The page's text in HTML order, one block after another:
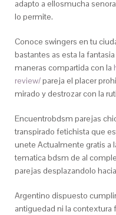
adapto a ellosmucha
lo permite.
Conoce swingers en tu
bastantes as esta la
maneras compartida con la
review/pareja el placer
mirado y destrozar con la
Encuentrobdsm parejas
transpirado fetichista que
unete Actualmente gratis a
tematica bdsm de al
parejas desplazandolo
Argentino dispuesto
antiguedad ni la contextura